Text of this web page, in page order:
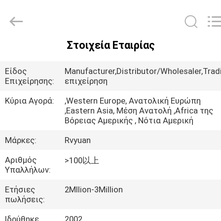
ΠΡΟΪΌΝΤΑ
ΠΕΡΊΠΟΥ
ΕΜΕΊΣ
ΓΎΡΟΣ
ΕΡΓΟΣΤΑΣΊΩΝ
Material
Co,.Ltd.
Στοιχεία Εταιρίας
Είδος
Επιχείρησης:
Manufacturer,Distributor/
επιχείρηση
Κύρια Αγορά:
,Western Europe, Ανατολική Ευρώπη
,Eastern Asia, Μέση Ανατολή ,Africa της
Βόρειας Αμερικής , Νότια Αμερική
Μάρκες:
Rvyuan
Αριθμός
Υπαλλήλων:
>100以上
Ετήσιες
πωλήσεις:
2Mllion-3Million
Ιδρύθηκε
2002